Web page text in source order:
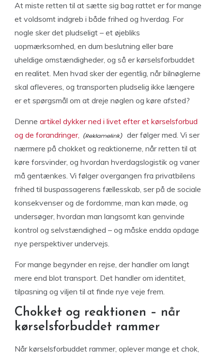
At miste retten til at sætte sig bag rattet er for mange
et voldsomt indgreb i både frihed og hverdag. For
nogle sker det pludseligt – et øjebliks
uopmærksomhed, en dum beslutning eller bare
uheldige omstændigheder, og så er kørselsforbuddet
en realitet. Men hvad sker der egentlig, når bilnøglerne
skal afleveres, og transporten pludselig ikke længere
er et spørgsmål om at dreje nøglen og køre afsted?
Denne artikel dykker ned i livet efter et kørselsforbud
og de forandringer,
der følger med. Vi ser
nærmere på chokket og reaktionerne, når retten til at
køre forsvinder, og hvordan hverdagslogistik og vaner
må gentænkes. Vi følger overgangen fra privatbilens
frihed til buspassagerens fællesskab, ser på de sociale
konsekvenser og de fordomme, man kan møde, og
undersøger, hvordan man langsomt kan genvinde
kontrol og selvstændighed – og måske endda opdage
nye perspektiver undervejs.
For mange begynder en rejse, der handler om langt
mere end blot transport. Det handler om identitet,
tilpasning og viljen til at finde nye veje frem.
Chokket og reaktionen – når
kørselsforbuddet rammer
Når kørselsforbuddet rammer, oplever mange et chok,